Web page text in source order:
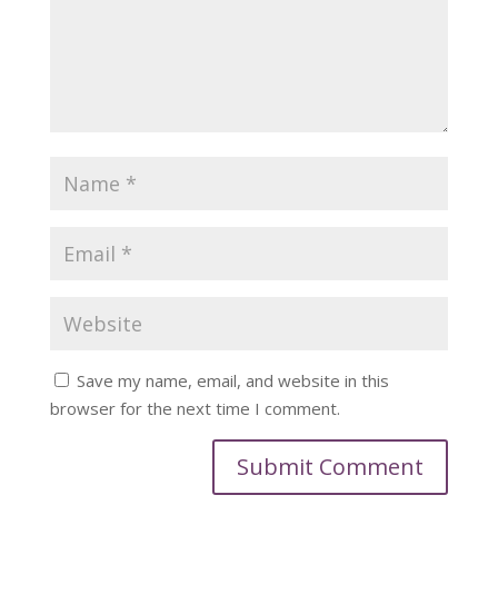
Save my name, email, and website in this
browser for the next time I comment.